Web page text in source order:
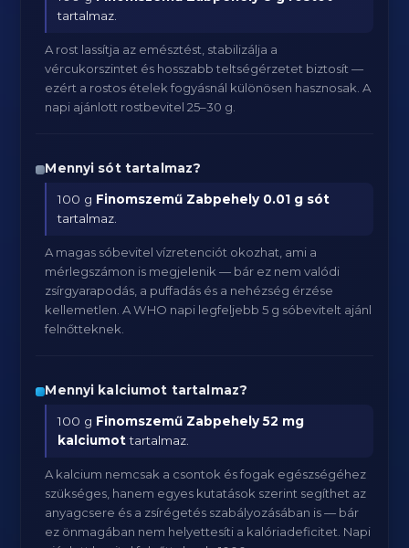
tartalmaz.
A rost lassítja az emésztést, stabilizálja a
vércukorszintet és hosszabb teltségérzetet biztosít —
ezért a rostos ételek fogyásnál különösen hasznosak. A
napi ajánlott rostbevitel 25–30 g.
Mennyi sót tartalmaz?
100 g Finomszemű Zabpehely 0.01 g sót
tartalmaz.
A magas sóbevitel vízretenciót okozhat, ami a
mérlegszámon is megjelenik — bár ez nem valódi
zsírgyarapodás, a puffadás és a nehézség érzése
kellemetlen. A WHO napi legfeljebb 5 g sóbevitelt ajánl
felnőtteknek.
Mennyi kalciumot tartalmaz?
100 g Finomszemű Zabpehely 52 mg
kalciumottartalmaz.
A kalcium nemcsak a csontok és fogak egészségéhez
szükséges, hanem egyes kutatások szerint segíthet az
anyagcsere és a zsírégetés szabályozásában is — bár
ez önmagában nem helyettesíti a kalóriadeficitet. Napi